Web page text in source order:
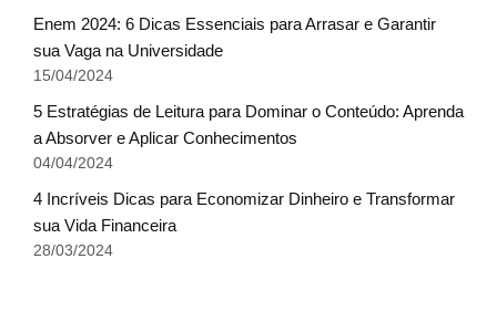
Enem 2024: 6 Dicas Essenciais para Arrasar e Garantir
sua Vaga na Universidade
15/04/2024
5 Estratégias de Leitura para Dominar o Conteúdo: Aprenda
a Absorver e Aplicar Conhecimentos
04/04/2024
4 Incríveis Dicas para Economizar Dinheiro e Transformar
sua Vida Financeira
28/03/2024